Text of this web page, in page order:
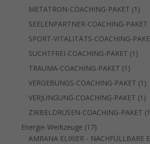
Produkt
METATRON-COACHING-PAKET 1 1
SEELENPARTNER-COACHING-PAKET
SPORT-VITALITÄTS-COACHING-
SUCHTFREI-COACHING-PAKET 1 1
TRAUMA-COACHING-PAKET 1 1
Produkt
VERGEBUNGS-COACHING-PAKET 1 1
VERJÜNGUNG-COACHING-PAKET 1 1
ZIRBELDRÜSEN-COACHING-PAKET 1
Energie-Werkzeuge 1717
Produkte
AMRANA ELIXIER - NACHFÜLLBARE